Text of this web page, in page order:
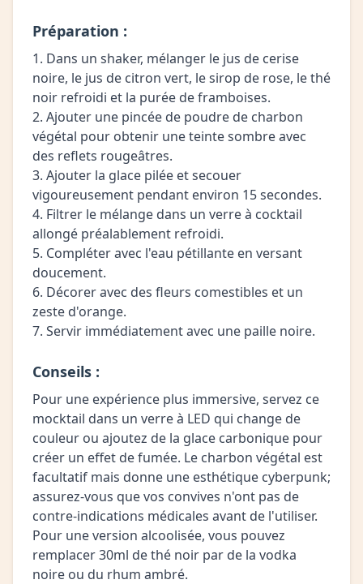
Préparation :
1. Dans un shaker, mélanger le jus de cerise
noire, le jus de citron vert, le sirop de rose, le thé
noir refroidi et la purée de framboises.
2. Ajouter une pincée de poudre de charbon
végétal pour obtenir une teinte sombre avec
des reflets rougeâtres.
3. Ajouter la glace pilée et secouer
vigoureusement pendant environ 15 secondes.
4. Filtrer le mélange dans un verre à cocktail
allongé préalablement refroidi.
5. Compléter avec l'eau pétillante en versant
doucement.
6. Décorer avec des fleurs comestibles et un
zeste d'orange.
7. Servir immédiatement avec une paille noire.
Conseils :
Pour une expérience plus immersive, servez ce
mocktail dans un verre à LED qui change de
couleur ou ajoutez de la glace carbonique pour
créer un effet de fumée. Le charbon végétal est
facultatif mais donne une esthétique cyberpunk;
assurez-vous que vos convives n'ont pas de
contre-indications médicales avant de l'utiliser.
Pour une version alcoolisée, vous pouvez
remplacer 30ml de thé noir par de la vodka
noire ou du rhum ambré.